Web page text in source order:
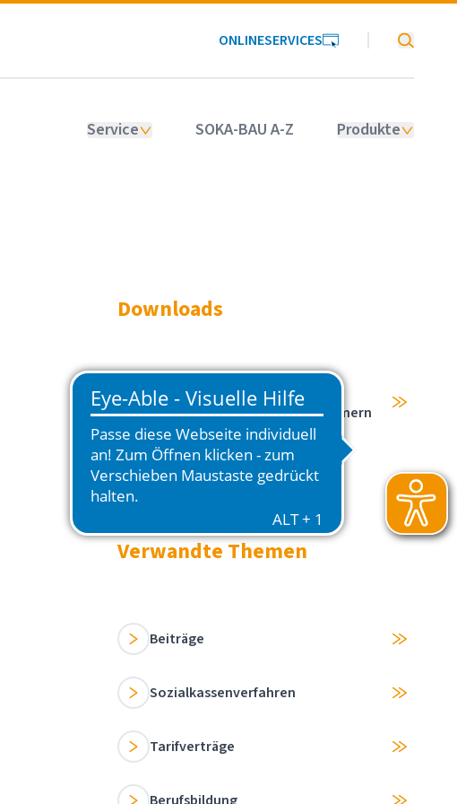
ONLINESERVICES SOKA-
Service SOKA-BAU A-Z Produkte
Downloads
Leitfaden zur Beurteilung der
Beitragspflicht von Arbeitnehmern
Verwandte Themen
Beiträge
Sozialkassenverfahren
Tarifverträge